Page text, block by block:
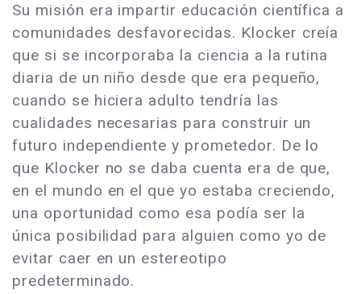
Su misión era impartir educación científica a
comunidades desfavorecidas. Klocker creía
que si se incorporaba la ciencia a la rutina
diaria de un niño desde que era pequeño,
cuando se hiciera adulto tendría las
cualidades necesarias para construir un
futuro independiente y prometedor. De lo
que Klocker no se daba cuenta era de que,
en el mundo en el que yo estaba creciendo,
una oportunidad como esa podía ser la
única posibilidad para alguien como yo de
evitar caer en un estereotipo
predeterminado.